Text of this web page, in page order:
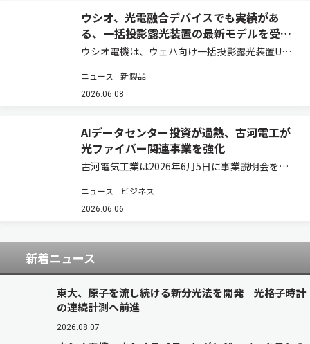
ウシオ、光電融合デバイスでも実績があ
る、一括投影露光装置の最新モデルを受注
へ
ウシオ電機は、ウェハ向け一括投影露光装置UX-
「UX-44101SCB」および「UX-45114SCB」を開
発し、2026年7月より受注を開始する（ニュース
ニュース 新製品
2026.06.08
AIデータセンター投資が過熱、古河電工が
光ファイバー関連事業を強化
古河電気工業は2026年6月5日に事業説明会を開
発表した。 光ソリューション領域長の浅尾真史氏
は、2030年に向け「革新的な光ソリューション
ニュース ビジネス
2026.06.06
新着ニュース
東大、原子を流し続ける新分光法を開発 光格子時計
の連続計測へ前進
2026.08.07